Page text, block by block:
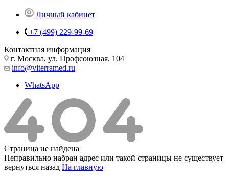
Личный кабинет
+7 (499) 229-99-69
Контактная информация
г. Москва, ул. Профсоюзная, 104
info@viterramed.ru
WhatsApp
Страница не найдена
Неправильно набран адрес или такой страницы не существует
вернуться назад На главную